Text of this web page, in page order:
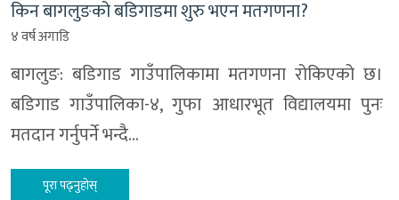
किन बागलुङको बडिगाडमा शुरु भएन मतगणना?
४ वर्ष अगाडि
बागलुङ: बडिगाड गाउँपालिकामा मतगणना रोकिएको छ।
बडिगाड गाउँपालिका-४, गुफा आधारभूत विद्यालयमा पुनः
मतदान गर्नुपर्ने भन्दै…
पूरा पढ्नुहोस्